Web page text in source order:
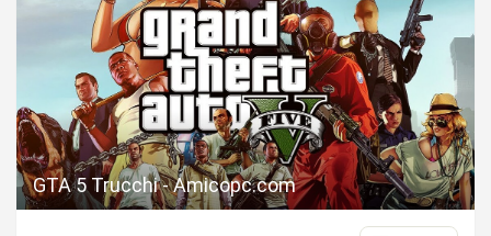
GTA 5 Trucchi - Amicopc.com